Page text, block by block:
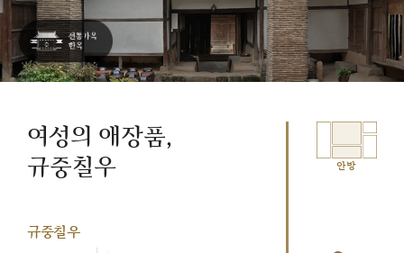
여성의 애장품,
규중칠우
안방
규중칠우